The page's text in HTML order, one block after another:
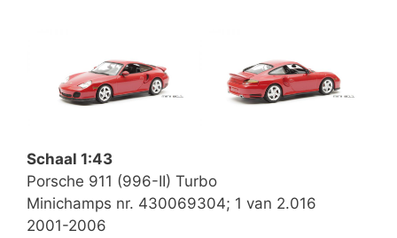
Schaal 1:43
Porsche 911 (996-II) Turbo
Minichamps nr. 430069304; 1 van 2.016
2001-2006